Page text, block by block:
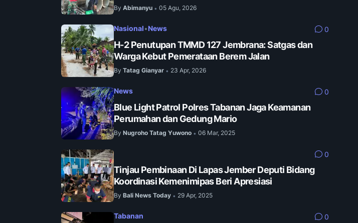
By Abimanyu • 05 Agu, 2026
Nasional•News 0
H-2 Penutupan TMMD 127 Jembrana: Satgas dan
Warga Kebut Pemerataan Berem Jalan
By Tatag Gianyar • 23 Apr, 2026
News 0
Blue Light Patrol Polres Tabanan Jaga Keamanan
Perumahan dan Gedung Mario
By Nugroho Tatag Yuwono • 06 Mar, 2025
0
Tinjau Pembinaan Di Lapas Jember Deputi Bidang
Koordinasi Kemenimipas Beri Apresiasi
By Bali News Today • 29 Apr, 2025
Tabanan 0